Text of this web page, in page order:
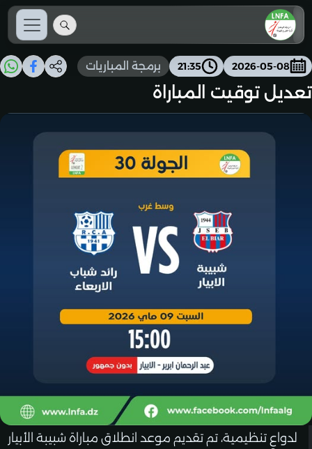
2026-05-08
21:35 برمجة المباريات
تعديل توقيت المباراة
لدواعٍ تنظيمية، تم تقديم موعد انطلاق مباراة شبيبة الأبيار